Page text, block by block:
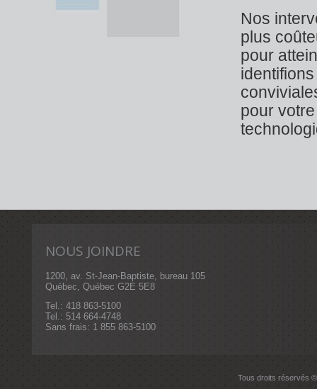
Nos
plus
pour
pour
NOUS JOINDRE
1200, av. St-Jean-Baptiste, bureau 105
Québec, Québec G2E 5E8
Tel.: 418 863-5100
Tel.: 514 664-4748
Sans frais: 1 855 863-5100
Tous droits réservés